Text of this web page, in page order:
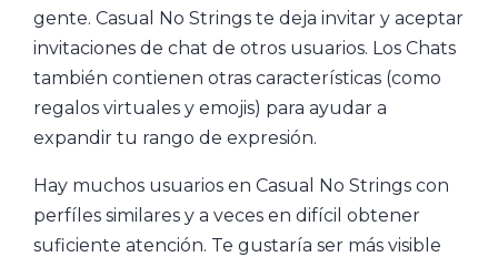
gente. Casual No Strings te deja invitar y aceptar
invitaciones de chat de otros usuarios. Los Chats
también contienen otras características (como
regalos virtuales y emojis) para ayudar a
expandir tu rango de expresión.
Hay muchos usuarios en Casual No Strings con
perfíles similares y a veces en difícil obtener
suficiente atención. Te gustaría ser más visible